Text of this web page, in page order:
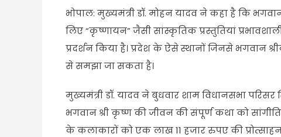
भोपाल: मुख्यमंत्री डॉ. मोहन यादव ने कहा है कि
लिए “कृष्णायन” जैसी सांस्कृतिक प्रस्तुतियां
प्रदर्शन किया है। प्रदेश के ऐसे स्थानों जिनसे भगवान
से समझा जा सकता है।
मुख्यमंत्री डॉ. यादव ने बुधवार शाम विधानसभा
भगवान श्री कृष्ण की जीवन की संपूर्ण कथा को
के कलाकारों को एक लाख 11 हजार रुपए की